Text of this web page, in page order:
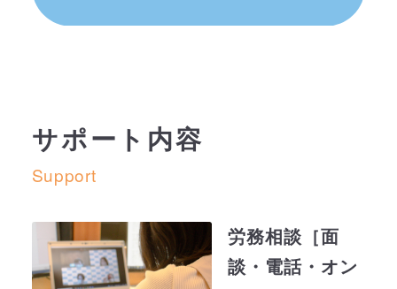
サポート内容
Support
労務相談［面
談・電話・オン